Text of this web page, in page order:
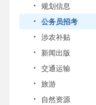
规划信息
公务员招考
涉农补贴
新闻出版
交通运输
旅游
自然资源